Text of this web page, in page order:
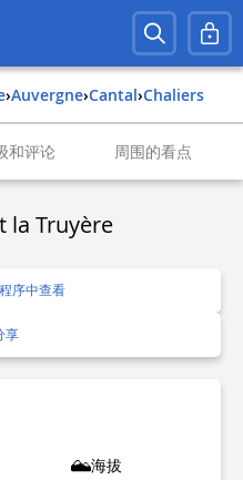
› auvergne› cantal› chaliers
和评论 周围的看点
la Truyère
序中查看
享
海拔